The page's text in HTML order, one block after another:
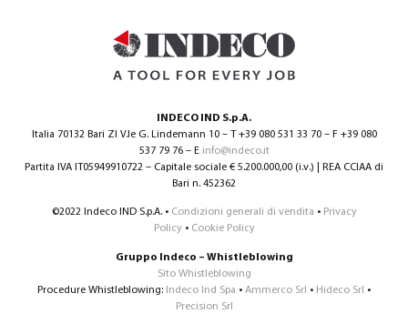
INDECO IND S.p.A.
Italia 70132 Bari ZI V.le G. Lindemann 10 – T +39 080 531 33 70 – F +39 080
537 79 76 – E info@indeco.it
Partita IVA IT05949910722 – Capitale sociale € 5.200.000,00 (i.v.) | REA CCIAA di
Bari n. 452362
©2022 Indeco IND S.p.A. • Condizioni generali di vendita • Privacy
Policy• Cookie Policy
Gruppo Indeco – Whistleblowing
Sito Whistleblowing
Procedure Whistleblowing: Indeco Ind Spa • Ammerco Srl • Hideco Srl •
Precision Srl